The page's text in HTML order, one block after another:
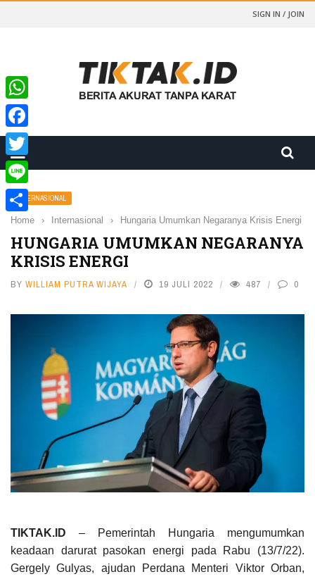
SIGN IN / JOIN
INTERNASIONAL
Home › Internasional › Hungaria Umumkan Negaranya Krisis Energi
HUNGARIA UMUMKAN NEGARANYA
KRISIS ENERGI
BY WILLIAM PUTRA WIJAYA 19 JULI 2022 487 0
TIKTAK.ID – Pemerintah Hungaria mengumumkan
keadaan darurat pasokan energi pada Rabu (13/7/22).
Gergely Gulyas, ajudan Perdana Menteri Viktor Orban,
WhatsApp
Facebook
Twitter
Line
Share